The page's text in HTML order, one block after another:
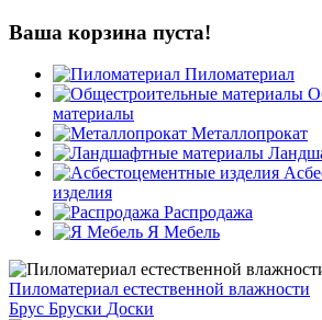
Ваша корзина пуста!
Пиломатериал
материалы
Металлопрокат
изделия
Распродажа
Я Мебель
Пиломатериал естественной влажности
Брус Бруски Доски